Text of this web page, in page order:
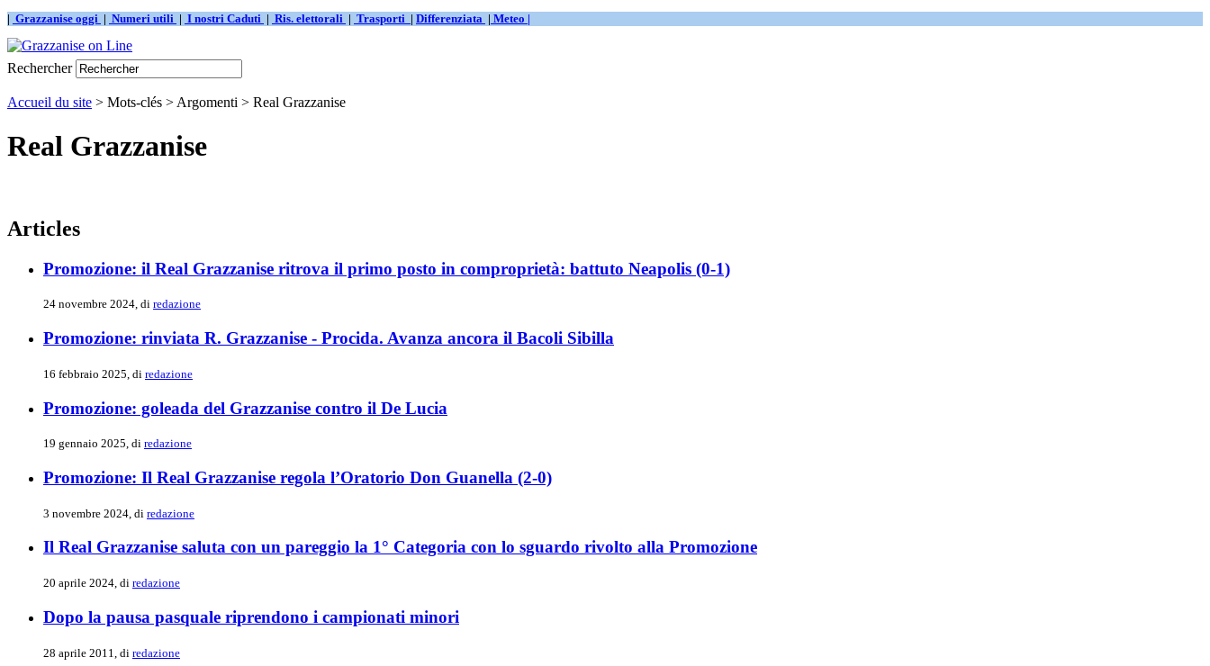
| Grazzanise oggi | Numeri utili | I nostri Caduti | Ris. elettorali | Trasporti | Differenziata | Meteo |
Rechercher
Accueil du site > Mots-clés > Argomenti > Real Grazzanise
Real Grazzanise
Articles
Promozione: il Real Grazzanise ritrova il primo posto in comproprietà: battuto Neapolis (0-1)
24 novembre 2024, di redazione
Promozione: rinviata R. Grazzanise - Procida. Avanza ancora il Bacoli Sibilla
16 febbraio 2025, di redazione
Promozione: goleada del Grazzanise contro il De Lucia
19 gennaio 2025, di redazione
Promozione: Il Real Grazzanise regola l’Oratorio Don Guanella (2-0)
3 novembre 2024, di redazione
Il Real Grazzanise saluta con un pareggio la 1° Categoria con lo sguardo rivolto alla Promozione
20 aprile 2024, di redazione
Dopo la pausa pasquale riprendono i campionati minori
28 aprile 2011, di redazione